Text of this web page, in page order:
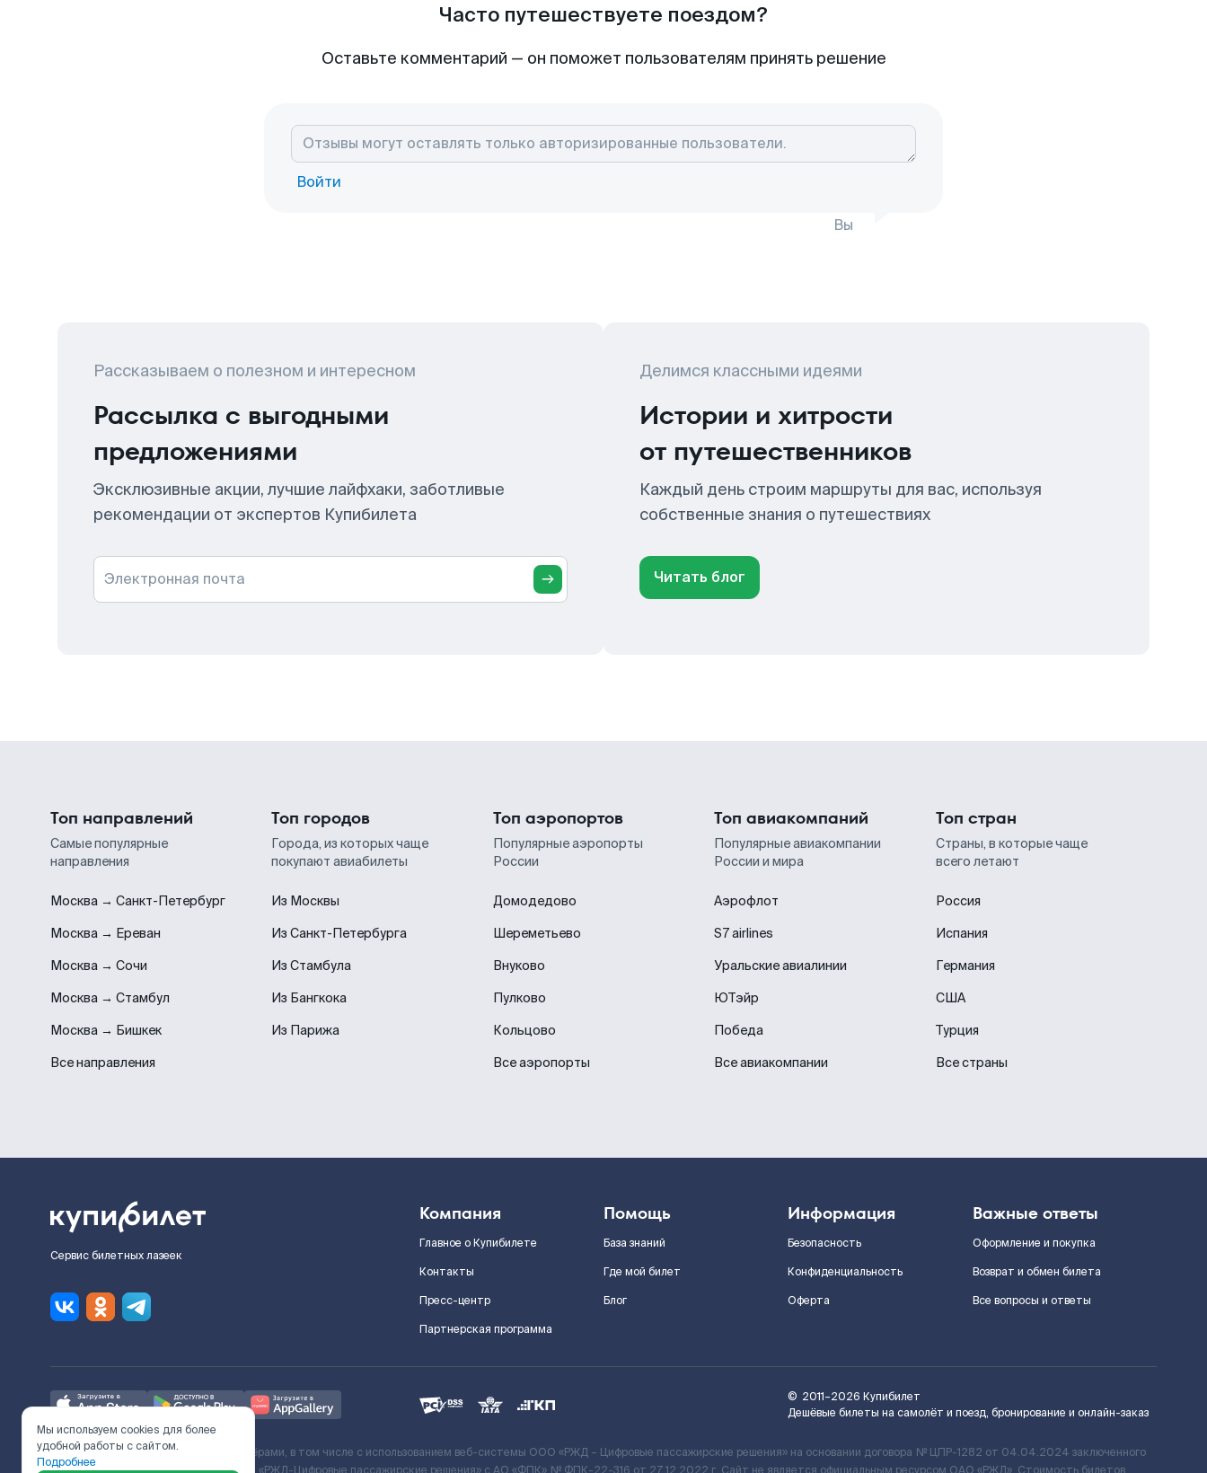
Часто путешествуете поездом?
Оставьте комментарий — он поможет пользователям принять решение
Войти
Вы
Рассказываем о полезном и интересном
Рассылка с выгодными
предложениями
Эксклюзивные акции, лучшие лайфхаки, заботливые
рекомендации от экспертов Купибилета
Электронная почта
Делимся классными идеями
Истории и хитрости
от путешественников
Каждый день строим маршруты для вас, используя
собственные знания о путешествиях
Читать блог
Топ направлений
Самые популярные
направления
Москва → Санкт-Петербург
Москва → Ереван
Москва → Сочи
Москва → Стамбул
Москва → Бишкек
Все направления
Топ городов
Города, из которых чаще
покупают авиабилеты
Из Москвы
Из Санкт-Петербурга
Из Стамбула
Из Бангкока
Из Парижа
Топ аэропортов
Популярные аэропорты
России
Домодедово
Шереметьево
Внуково
Пулково
Кольцово
Все аэропорты
Топ авиакомпаний
Популярные авиакомпании
России и мира
Аэрофлот
S7 airlines
Уральские авиалинии
ЮТэйр
Победа
Все авиакомпании
Топ стран
Страны, в которые чаще
всего летают
Россия
Испания
Германия
США
Турция
Все страны
Сервис билетных лазеек
Компания
Главное о Купибилете
Контакты
Пресс-центр
Партнерская программа
Помощь
База знаний
Где мой билет
Блог
Информация
Безопасность
Конфиденциальность
Оферта
Важные ответы
Оформление и покупка
Возврат и обмен билета
Все вопросы и ответы
© 2011–2026 Купибилет
Дешёвые билеты на самолёт и поезд, бронирование и онлайн-заказ
Ж/Д билеты предоставляются партнёрами, в том числе с использованием веб-системы ООО «РЖД – Цифровые пассажирские решения» на основании договора № ЦПР-1282 от 04.04.2024 заключенного
Мы используем cookies для более
удобной работы с сайтом.
Подробнее